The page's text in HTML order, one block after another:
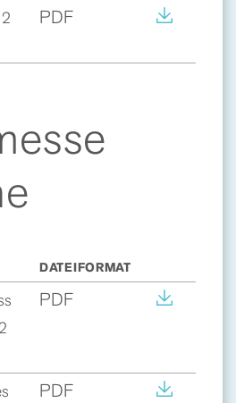
PDF
DATEIFORMAT
PDF
PDF